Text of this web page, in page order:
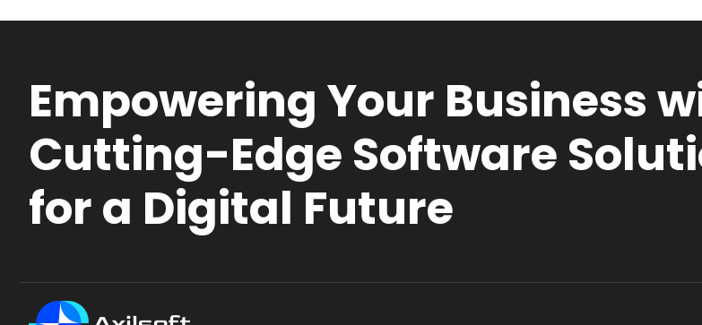
Empowering Your Business
Cutting-Edge Software
for a Digital Future